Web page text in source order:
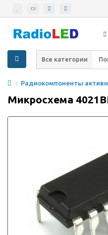
Все категории
Радиокомпоненты
Микросхема